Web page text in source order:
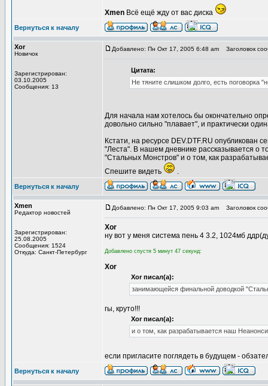
Xmen Всё ещё жду от вас диска
Вернуться к началу
Xor
Новичок
Зарегистрирован:
03.10.2005
Сообщения: 13
Добавлено: Пн Окт 17, 2005 6:48 am Заголовок
Цитата:
Не тяните слишком долго, есть поговорка
Для начала нам хотелось бы окончательно
довольно сильно "плавает", и практически
Кстати, на ресурсе DEV.DTF.RU опубликован
"Леста". В нашем дневнике рассказывается о
"Стальных Монстров" и о том, как
Спешите видеть
.
Вернуться к началу
Xmen
Редактор новостей
Зарегистрирован:
25.08.2005
Сообщения: 1524
Откуда: Санкт-Петербург
Добавлено: Пн Окт 17, 2005 9:03 am Заголовок
Xor
ну вот у меня система пень 4 3.2, 1024мб
Добавлено спустя 5 минут 47 секунд:
Xor
Xor писал(а):
занимающейся финальной доводкой
гы, круто!!!
Xor писал(а):
и о том, как разрабатывается наш
если пригласите поглядеть в будущем -
Вернуться к началу